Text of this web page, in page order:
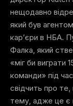
нещодавно
який був
кар’єри в НБА.
Фалка, який
«міг би виграти
команди» під
свідчить про
тему, адже це є